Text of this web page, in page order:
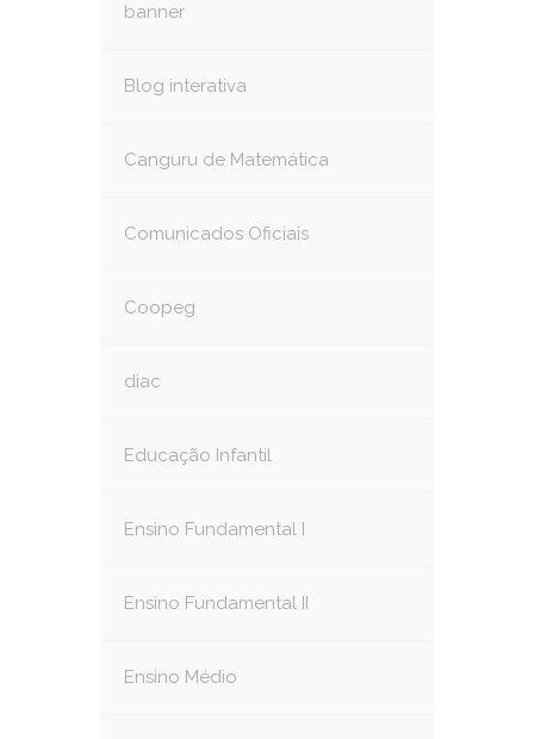
banner
Blog interativa
Canguru de Matemática
Comunicados Oficiais
Coopeg
diac
Educação Infantil
Ensino Fundamental I
Ensino Fundamental II
Ensino Médio